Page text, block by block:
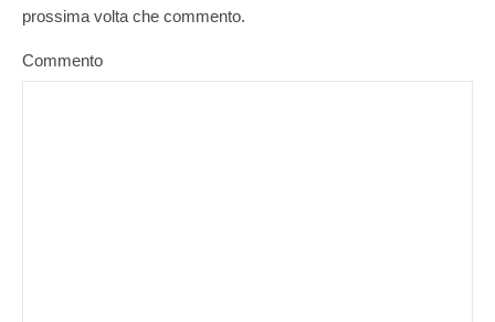
prossima volta che commento.
Commento